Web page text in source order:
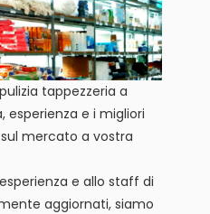
tappezzeria a
esperienza e i migliori
mercato a vostra
e allo staff di
aggiornati, siamo